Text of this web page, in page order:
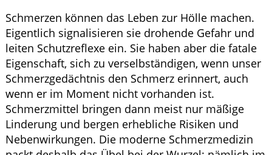
Schmerzen können das Leben zur Hölle machen.
Eigentlich signalisieren sie drohende Gefahr und
leiten Schutzreflexe ein. Sie haben aber die fatale
Eigenschaft, sich zu verselbständigen, wenn unser
Schmerzgedächtnis den Schmerz erinnert, auch
wenn er im Moment nicht vorhanden ist.
Schmerzmittel bringen dann meist nur mäßige
Linderung und bergen erhebliche Risiken und
Nebenwirkungen. Die moderne Schmerzmedizin